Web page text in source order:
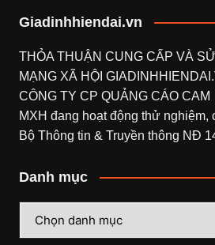
Giadinhhiendai.vn
THỎA THUẬN CUNG CẤP VÀ
MẠNG XÃ HỘI
CÔNG TY CP QUẢNG CÁO CAM
MXH đang hoạt động thử nghiệm,
Bộ Thông tin & Truyền thông NĐ
Danh mục
mục